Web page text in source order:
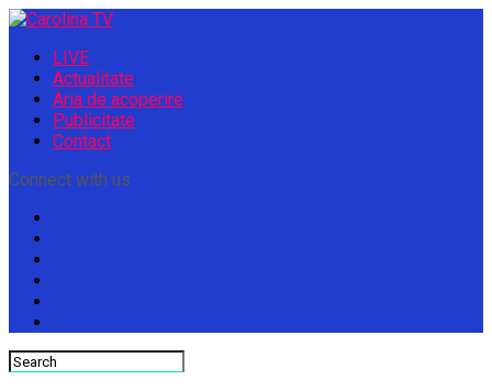
LIVE
Actualitate
Aria de acoperire
Publicitate
Contact
Connect with us